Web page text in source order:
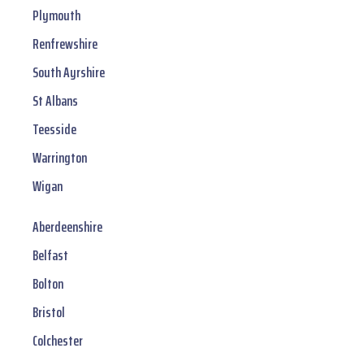
Plymouth
Renfrewshire
South Ayrshire
St Albans
Teesside
Warrington
Wigan
Aberdeenshire
Belfast
Bolton
Bristol
Colchester